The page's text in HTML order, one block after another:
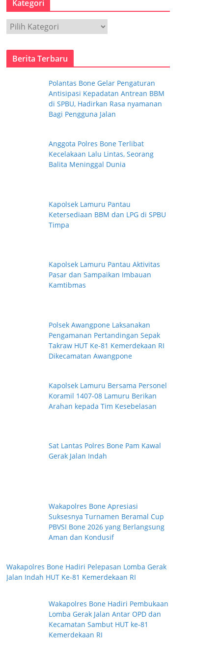
p
Kategori
t
Berita Terbaru
Polantas Bone Gelar Pengaturan
Antisipasi Kepadatan Antrean BBM
di SPBU, Hadirkan Rasa nyamanan
Bagi Pengguna Jalan
Anggota Polres Bone Terlibat
Kecelakaan Lalu Lintas, Seorang
Balita Meninggal Dunia
Kapolsek Lamuru Pantau
Ketersediaan BBM dan LPG di SPBU
Timpa
Kapolsek Lamuru Pantau Aktivitas
Pasar dan Sampaikan Imbauan
Kamtibmas
Polsek Awangpone Laksanakan
Pengamanan Pertandingan Sepak
Takraw HUT Ke-81 Kemerdekaan RI
Dikecamatan Awangpone
Kapolsek Lamuru Bersama Personel
Koramil 1407-08 Lamuru Berikan
Arahan kepada Tim Kesebelasan
Sat Lantas Polres Bone Pam Kawal
Gerak Jalan Indah
Wakapolres Bone Apresiasi
Suksesnya Turnamen Beramal Cup
PBVSI Bone 2026 yang Berlangsung
Aman dan Kondusif
Wakapolres Bone Hadiri Pelepasan Lomba Gerak
Jalan Indah HUT Ke-81 Kemerdekaan RI
Wakapolres Bone Hadiri Pembukaan
Lomba Gerak Jalan Antar OPD dan
Kecamatan Sambut HUT ke-81
Kemerdekaan RI